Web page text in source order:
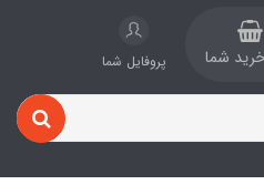
شما پروفایل شما